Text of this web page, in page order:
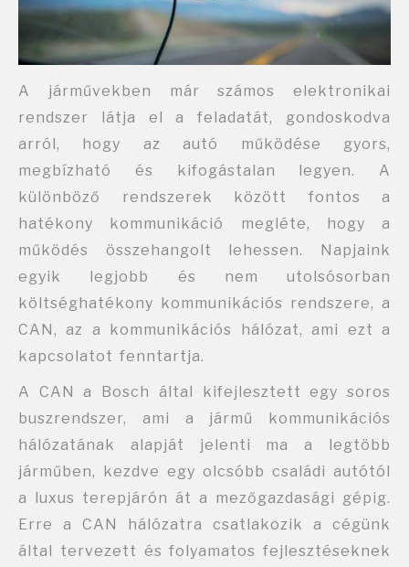
A járművekben már számos elektronikai
rendszer látja el a feladatát, gondoskodva
arról, hogy az autó működése gyors,
megbízható és kifogástalan legyen. A
különböző rendszerek között fontos a
hatékony kommunikáció megléte, hogy a
működés összehangolt lehessen. Napjaink
egyik legjobb és nem utolsósorban
költséghatékony kommunikációs rendszere, a
CAN, az a kommunikációs hálózat, ami ezt a
kapcsolatot fenntartja.
A CAN a Bosch által kifejlesztett egy soros
buszrendszer, ami a jármű kommunikációs
hálózatának alapját jelenti ma a legtöbb
járműben, kezdve egy olcsóbb családi autótól
a luxus terepjárón át a mezőgazdasági gépig.
Erre a CAN hálózatra csatlakozik a cégünk
által tervezett és folyamatos fejlesztéseknek